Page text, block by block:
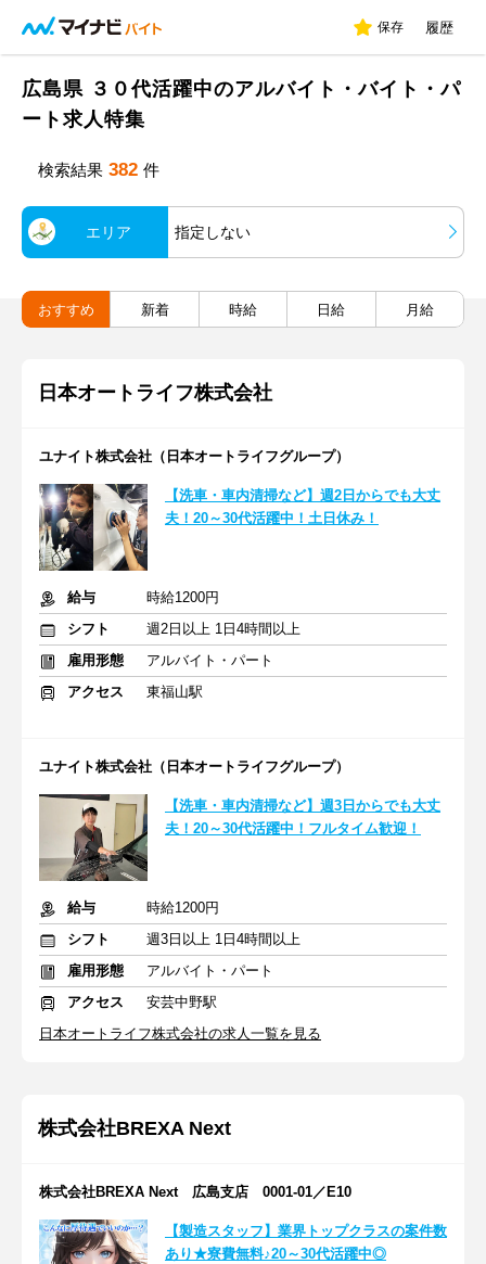
保存 履歴
広島県 ３０代活躍中のアルバイト・バイト・パ
ート求人特集
検索結果 382 件
エリア 指定しない
おすすめ 新着 時給 日給 月給
日本オートライフ株式会社
ユナイト株式会社（日本オートライフグループ）
【洗車・車内清掃など】週2日からでも大丈
夫！20～30代活躍中！土日休み！
給与
時給1200円
シフト
週2日以上 1日4時間以上
雇用形態
アルバイト・パート
アクセス
東福山駅
ユナイト株式会社（日本オートライフグループ）
【洗車・車内清掃など】週3日からでも大丈
夫！20～30代活躍中！フルタイム歓迎！
給与
時給1200円
シフト
週3日以上 1日4時間以上
雇用形態
アルバイト・パート
アクセス
安芸中野駅
日本オートライフ株式会社の求人一覧を見る
株式会社BREXA Next
株式会社BREXA Next 広島支店 0001-01／E10
【製造スタッフ】業界トップクラスの案件数
あり★寮費無料♪20～30代活躍中◎